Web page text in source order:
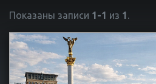
Показаны записи 1-1 из 1.